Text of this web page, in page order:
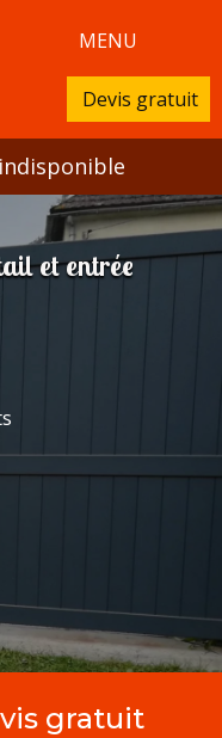
MENU
Devis gratuit
indisponible
et entrée
gratuit